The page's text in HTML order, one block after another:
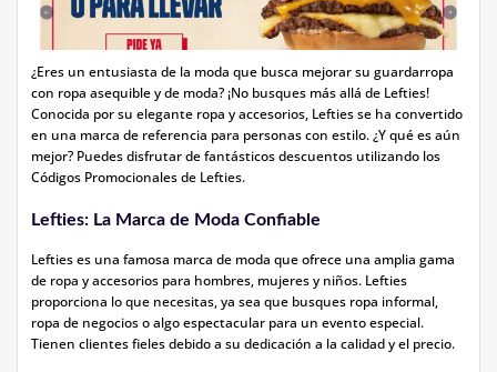
¿Eres un entusiasta de la moda que busca mejorar su guardarropa
con ropa asequible y de moda? ¡No busques más allá de Lefties!
Conocida por su elegante ropa y accesorios, Lefties se ha convertido
en una marca de referencia para personas con estilo. ¿Y qué es aún
mejor? Puedes disfrutar de fantásticos descuentos utilizando los
Códigos Promocionales de Lefties.
Lefties: La Marca de Moda Confiable
Lefties es una famosa marca de moda que ofrece una amplia gama
de ropa y accesorios para hombres, mujeres y niños. Lefties
proporciona lo que necesitas, ya sea que busques ropa informal,
ropa de negocios o algo espectacular para un evento especial.
Tienen clientes fieles debido a su dedicación a la calidad y el precio.